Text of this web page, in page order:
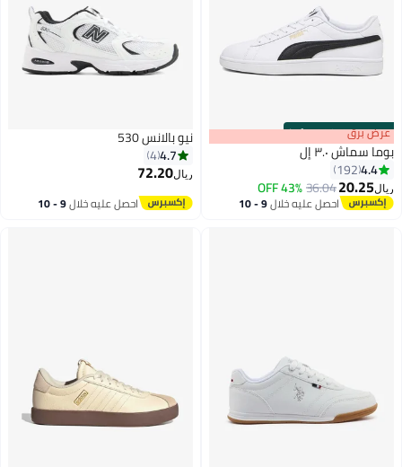
00m:00s
·
100% Left
4
عرض برق
بوما سماش ٣.٠ إل
4.4
192
ريال20.25
36.04
43% OFF
احصل عليه خلال 9 - 10
نيو بالانس 530
4.7
4
ريال72.20
احصل عليه خلال 9 - 10